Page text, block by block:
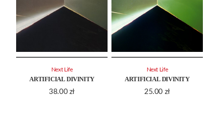
ARTIFICIAL DIVINITY
38.00 zł
Next Life
ARTIFICIAL DIVINITY
25.00 zł
Next Life